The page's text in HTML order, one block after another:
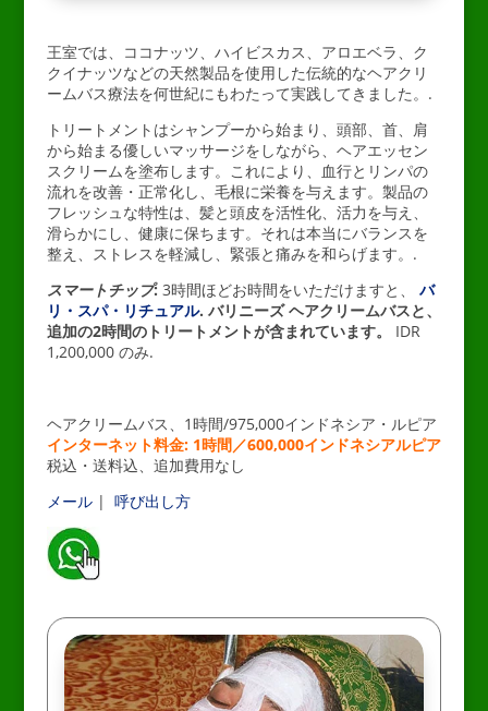
王室では、ココナッツ、ハイビスカス、アロエベラ、ク
クイナッツなどの天然製品を使用した伝統的なヘアクリ
ームバス療法を何世紀にもわたって実践してきました。.
トリートメントはシャンプーから始まり、頭部、首、肩
から始まる優しいマッサージをしながら、ヘアエッセン
スクリームを塗布します。これにより、血行とリンパの
流れを改善・正常化し、毛根に栄養を与えます。製品の
フレッシュな特性は、髪と頭皮を活性化、活力を与え、
滑らかにし、健康に保ちます。それは本当にバランスを
整え、ストレスを軽減し、緊張と痛みを和らげます。.
スマートチップ:3時間ほどお時間をいただけますと、 バ
リ・スパ・リチュアル. バリニーズ ヘアクリームバスと、
追加の2時間のトリートメントが含まれています。
IDR
1,200,000 のみ.
ヘアクリームバス、1時間/975,000インドネシア・ルピア
インターネット料金: 1時間／600,000インドネシアルピア
税込・送料込、追加費用なし
メール| 呼び出し方